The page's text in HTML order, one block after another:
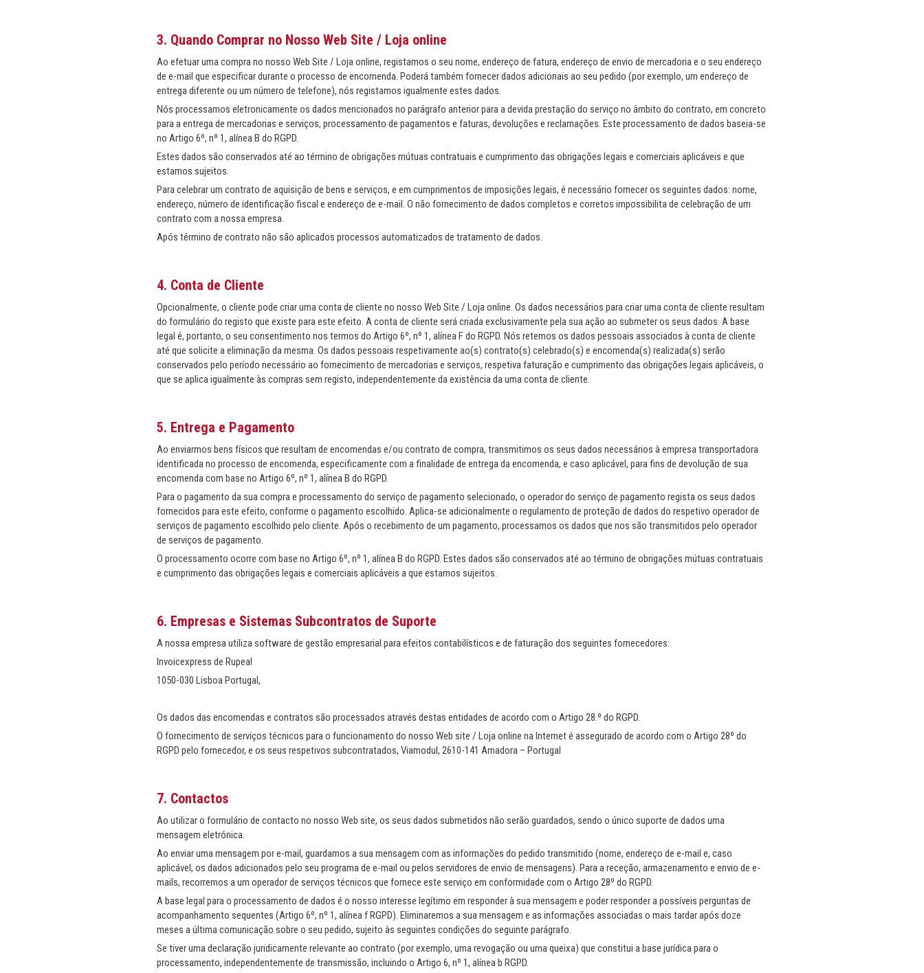
3. Quando Comprar no Nosso Web Site / Loja online
Ao efetuar uma compra no nosso Web Site / Loja online, registamos o seu nome, endereço de fatura, endereço de envio de mercadoria e o seu endereço
de e-mail que especificar durante o processo de encomenda. Poderá também fornecer dados adicionais ao seu pedido (por exemplo, um endereço de
entrega diferente ou um número de telefone), nós registamos igualmente estes dados.
Nós processamos eletronicamente os dados mencionados no parágrafo anterior para a devida prestação do serviço no âmbito do contrato, em concreto
para a entrega de mercadorias e serviços, processamento de pagamentos e faturas, devoluções e reclamações. Este processamento de dados baseia-se
no Artigo 6º, nº 1, alínea B do RGPD.
Estes dados são conservados até ao término de obrigações mútuas contratuais e cumprimento das obrigações legais e comerciais aplicáveis e que
estamos sujeitos.
Para celebrar um contrato de aquisição de bens e serviços, e em cumprimentos de imposições legais, é necessário fornecer os seguintes dados: nome,
endereço, número de identificação fiscal e endereço de e-mail. O não fornecimento de dados completos e corretos impossibilita de celebração de um
contrato com a nossa empresa.
Após término de contrato não são aplicados processos automatizados de tratamento de dados.
4. Conta de Cliente
Opcionalmente, o cliente pode criar uma conta de cliente no nosso Web Site / Loja online. Os dados necessários para criar uma conta de cliente resultam
do formulário do registo que existe para este efeito. A conta de cliente será criada exclusivamente pela sua ação ao submeter os seus dados. A base
legal é, portanto, o seu consentimento nos termos do Artigo 6º, nº 1, alínea F do RGPD. Nós retemos os dados pessoais associados à conta de cliente
até que solicite a eliminação da mesma. Os dados pessoais respetivamente ao(s) contrato(s) celebrado(s) e encomenda(s) realizada(s) serão
conservados pelo período necessário ao fornecimento de mercadorias e serviços, respetiva faturação e cumprimento das obrigações legais aplicáveis, o
que se aplica igualmente às compras sem registo, independentemente da existência da uma conta de cliente.
5. Entrega e Pagamento
Ao enviarmos bens físicos que resultam de encomendas e/ou contrato de compra, transmitimos os seus dados necessários à empresa transportadora
identificada no processo de encomenda, especificamente com a finalidade de entrega da encomenda, e caso aplicável, para fins de devolução de sua
encomenda com base no Artigo 6º, nº 1, alínea B do RGPD.
Para o pagamento da sua compra e processamento do serviço de pagamento selecionado, o operador do serviço de pagamento regista os seus dados
fornecidos para este efeito, conforme o pagamento escolhido. Aplica-se adicionalmente o regulamento de proteção de dados do respetivo operador de
serviços de pagamento escolhido pelo cliente. Após o recebimento de um pagamento, processamos os dados que nos são transmitidos pelo operador
de serviços de pagamento.
O processamento ocorre com base no Artigo 6º, nº 1, alínea B do RGPD. Estes dados são conservados até ao término de obrigações mútuas contratuais
e cumprimento das obrigações legais e comerciais aplicáveis a que estamos sujeitos.
6. Empresas e Sistemas Subcontratos de Suporte
A nossa empresa utiliza software de gestão empresarial para efeitos contabilísticos e de faturação dos seguintes fornecedores:
‎Invoicexpress de Rupeal
1050-030 Lisboa Portugal,
Os dados das encomendas e contratos são processados através destas entidades de acordo com o Artigo 28.º do RGPD.
O fornecimento de serviços técnicos para o funcionamento do nosso Web site / Loja online na Internet é assegurado de acordo com o Artigo 28º do
RGPD pelo fornecedor, e os seus respetivos subcontratados, Viamodul, 2610-141 Amadora – Portugal
7. Contactos
Ao utilizar o formulário de contacto no nosso Web site, os seus dados submetidos não serão guardados, sendo o único suporte de dados uma
mensagem eletrónica.
Ao enviar uma mensagem por e-mail, guardamos a sua mensagem com as informações do pedido transmitido (nome, endereço de e-mail e, caso
aplicável, os dados adicionados pelo seu programa de e-mail ou pelos servidores de envio de mensagens). Para a receção, armazenamento e envio de e-
mails, recorremos a um operador de serviços técnicos que fornece este serviço em conformidade com o Artigo 28º do RGPD.
A base legal para o processamento de dados é o nosso interesse legítimo em responder à sua mensagem e poder responder a possíveis perguntas de
acompanhamento sequentes (Artigo 6º, nº 1, alínea f RGPD). Eliminaremos a sua mensagem e as informações associadas o mais tardar após doze
meses a última comunicação sobre o seu pedido, sujeito às seguintes condições do seguinte parágrafo.
Se tiver uma declaração juridicamente relevante ao contrato (por exemplo, uma revogação ou uma queixa) que constitui a base jurídica para o
processamento, independentemente de transmissão, incluindo o Artigo 6, nº 1, alínea b RGPD.